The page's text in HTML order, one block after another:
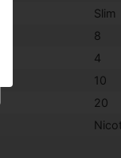
Slim
8
4
10
20